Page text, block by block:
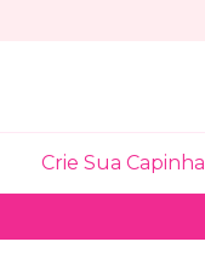
Crie Sua Capinha